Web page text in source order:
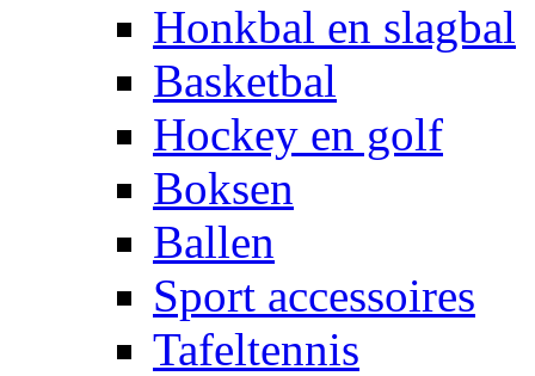
Honkbal en slagbal
Basketbal
Hockey en golf
Boksen
Ballen
Sport accessoires
Tafeltennis